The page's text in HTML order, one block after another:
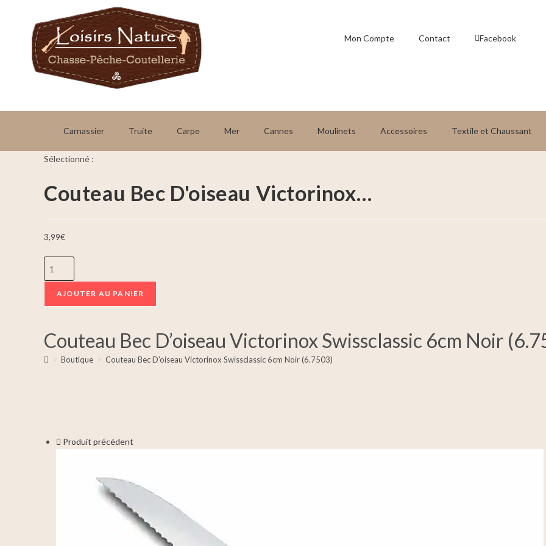
Mon Compte Contact Facebook
Carnassier Truite Carpe Mer Cannes Moulinets Accessoires Textile et Chaussant
Sélectionné :
Couteau Bec D'oiseau Victorinox…
3,99€
AJOUTER AU PANIER
Couteau Bec D’oiseau Victorinox Swissclassic 6cm Noir
> Boutique > Couteau Bec D’oiseau Victorinox Swissclassic 6cm Noir (6.7503)
Produit précédent